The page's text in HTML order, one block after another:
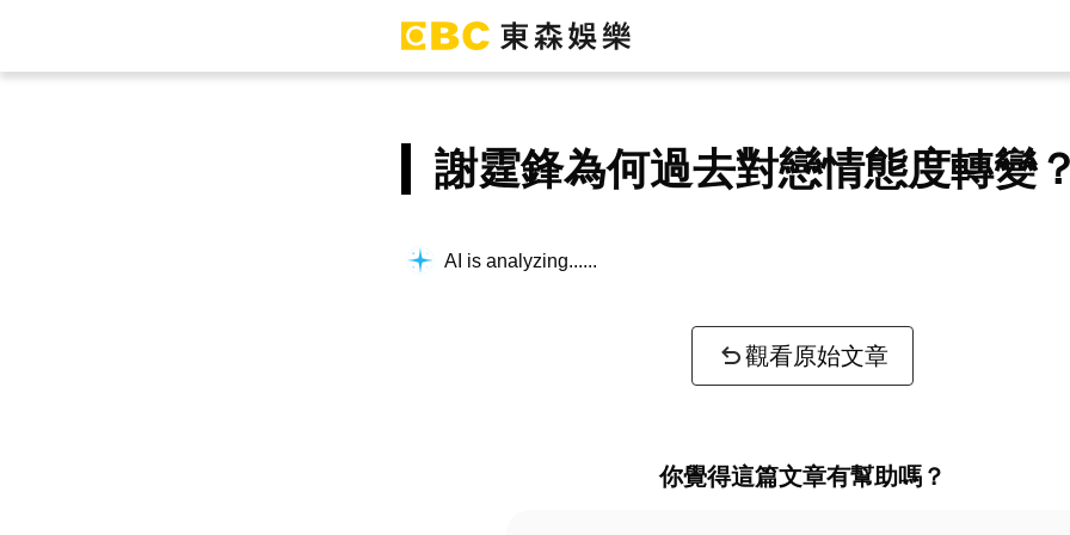
謝霆鋒為何過去對戀情態度轉變
AI is analyzing...
觀看原始文章
你覺得這篇文章有幫助嗎？